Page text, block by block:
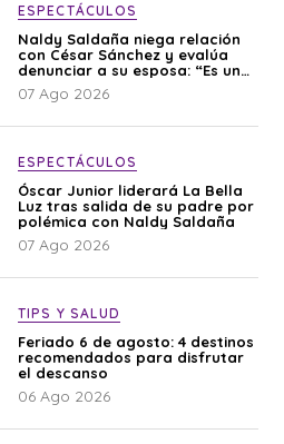
ESPECTÁCULOS
Naldy Saldaña niega relación
con César Sánchez y evalúa
denunciar a su esposa: “Es una
difamación”
07 Ago 2026
ESPECTÁCULOS
Óscar Junior liderará La Bella
Luz tras salida de su padre por
polémica con Naldy Saldaña
07 Ago 2026
TIPS Y SALUD
Feriado 6 de agosto: 4 destinos
recomendados para disfrutar
el descanso
06 Ago 2026